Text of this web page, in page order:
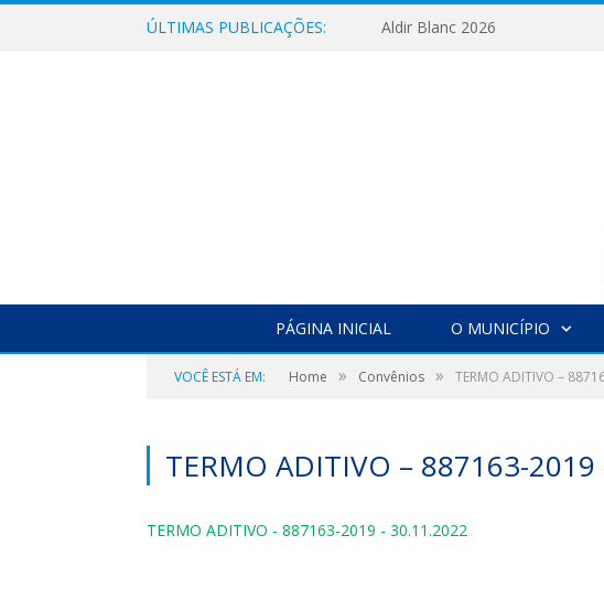
ÚLTIMAS PUBLICAÇÕES: Aldir Blanc 2026
PÁGINA INICIAL O MUNICÍPIO
VOCÊ ESTÁ EM: Home » Convênios » TERMO ADITIVO –
TERMO ADITIVO – 887163-
TERMO ADITIVO - 887163-2019 - 30.11.2022